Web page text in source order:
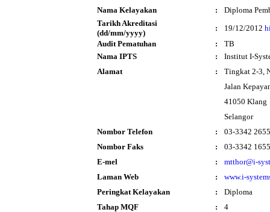
Nama Kelayakan
:
Diploma
Tarikh Akreditasi
(dd/mm/yyyy)
: 19/12/2012
Audit Pematuhan
:
TB
Nama IPTS
:
Institut I-
Alamat
:
Tingkat 2-3,
Jalan
41050 Klang
Selangor
Nombor Telefon
:
03-3342 2655
Nombor Faks
:
03-3342 1655
E-mel
:
mtthor@i-
Laman Web
:
www.i-
Peringkat Kelayakan
:
Diploma
Tahap MQF
:
4